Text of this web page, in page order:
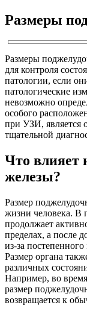
Размеры
Размеры
для контроля
патологии, если
патологические
невозможно
особого
при УЗИ, является
тщательной
Что влияет
железы?
Размер
жизни человека. В
продолжает
пределах, а после
из-за
Размер органа
различных
Например, во
размер
возвращается к